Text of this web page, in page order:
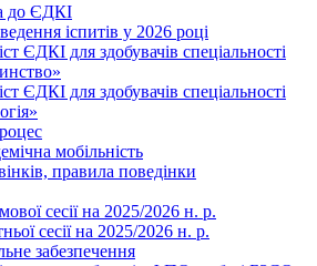
до ЄДКІ
іспитів у 2026 році
ЄДКІ для здобувачів спеціальності
ЄДКІ для здобувачів спеціальності
мобільність
правила поведінки
сесії на 2025/2026 н. р.
сесії на 2025/2026 н. р.
забезпечення